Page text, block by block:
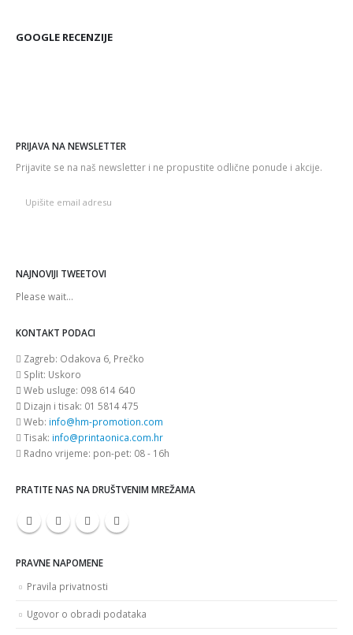
GOOGLE RECENZIJE
PRIJAVA NA NEWSLETTER
Prijavite se na naš newsletter i ne propustite odlične ponude i akcije.
NAJNOVIJI TWEETOVI
Please wait...
KONTAKT PODACI
Zagreb: Odakova 6, Prečko
Split: Uskoro
Web usluge: 098 614 640
Dizajn i tisak: 01 5814 475
Web: info@hm-promotion.com
Tisak: info@printaonica.com.hr
Radno vrijeme: pon-pet: 08 - 16h
PRATITE NAS NA DRUŠTVENIM MREŽAMA
PRAVNE NAPOMENE
Pravila privatnosti
Ugovor o obradi podataka